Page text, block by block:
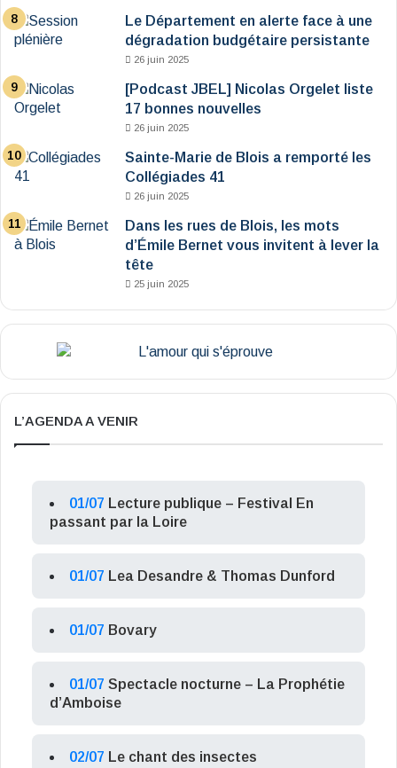
Le Département en alerte face à une
dégradation budgétaire persistante
26 juin 2025
[Podcast JBEL] Nicolas Orgelet liste
17 bonnes nouvelles
26 juin 2025
Sainte-Marie de Blois a remporté les
Collégiades 41
26 juin 2025
Dans les rues de Blois, les mots
d’Émile Bernet vous invitent à lever la
tête
25 juin 2025
L’AGENDA A VENIR
01/07 Lecture publique – Festival En
passant par la Loire
01/07 Lea Desandre & Thomas Dunford
01/07 Bovary
01/07 Spectacle nocturne – La Prophétie
d’Amboise
02/07 Le chant des insectes